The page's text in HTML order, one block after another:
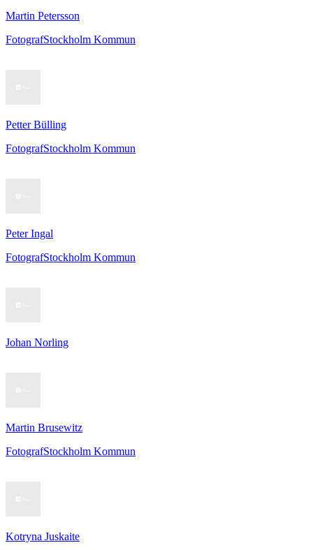
Martin Petersson
FotografStockholm Kommun
Petter Bülling
FotografStockholm Kommun
Peter Ingal
FotografStockholm Kommun
Johan Norling
Martin Brusewitz
FotografStockholm Kommun
Kotryna Juskaite